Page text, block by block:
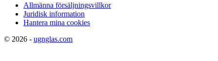
Allmänna försäljningsvillkor
Juridisk information
Hantera mina cookies
© 2026 - ugnglas.com